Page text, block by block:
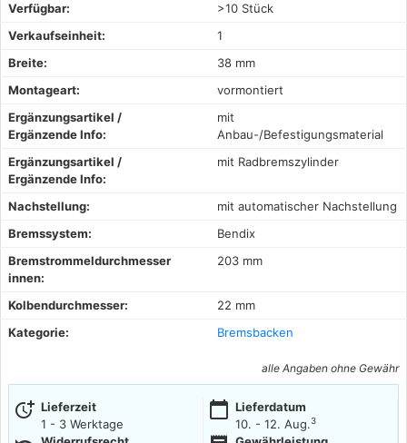
Verfügbar:
>10 Stück
Verkaufseinheit:
1
Breite:
38 mm
Montageart:
vormontiert
Ergänzungsartikel /
Ergänzende Info:
mit
Anbau-/Befestigungsmaterial
Ergänzungsartikel /
Ergänzende Info:
mit Radbremszylinder
Nachstellung:
mit automatischer Nachstellung
Bremssystem:
Bendix
Bremstrommeldurchmesser
innen:
203 mm
Kolbendurchmesser:
22 mm
Kategorie:
Bremsbacken
alle Angaben ohne Gewähr
more_time Lieferzeit
1 - 3 Werktage
calendar_today Lieferdatum
10. - 12. Aug.3